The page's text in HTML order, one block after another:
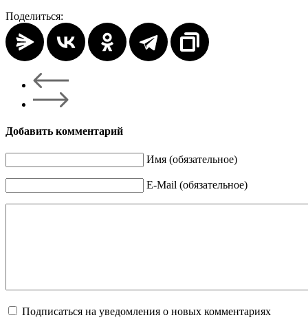
Поделиться:
Добавить комментарий
Имя (обязательное)
E-Mail (обязательное)
Подписаться на уведомления о новых комментариях